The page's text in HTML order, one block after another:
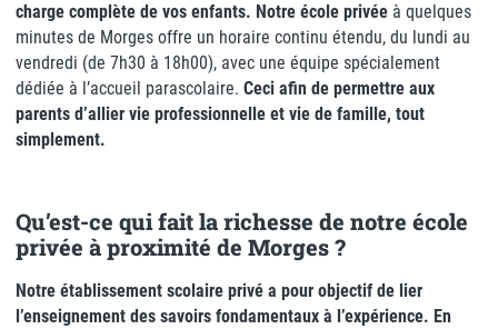
charge complète de vos enfants. Notre école privée à quelques
minutes de Morges offre un horaire continu étendu, du lundi au
vendredi (de 7h30 à 18h00), avec une équipe spécialement
dédiée à l’accueil parascolaire. Ceci afin de permettre aux
parents d’allier vie professionnelle et vie de famille, tout
simplement.
Qu’est-ce qui fait la richesse de notre école
privée à proximité de Morges ?
Notre établissement scolaire privé a pour objectif de lier
l’enseignement des savoirs fondamentaux à l’expérience. En